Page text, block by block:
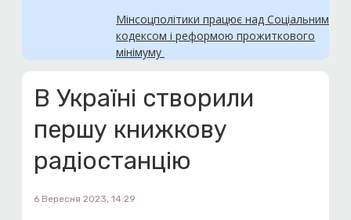
Мінсоцполітики працює над Соціальним
кодексом і реформою прожиткового
мінімуму
В Україні створили
першу книжкову
радіостанцію
6 Вересня 2023, 14:29